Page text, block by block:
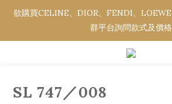
欲購買CELINE、DIOR、FENDI、
群平台詢問款式及價格
欲購買CELINE、DIOR、FENDI、
群平台詢問款式及價格
全館消費金額滿NT$3,000，即享
欲購買CELINE、DIOR、FENDI、LOEWE
SL 747／008